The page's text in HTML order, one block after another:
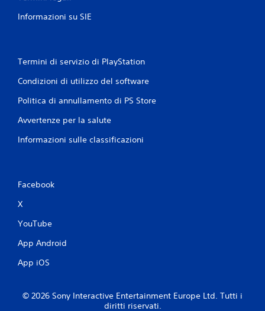
Informazioni su SIE
Termini di servizio di PlayStation
Condizioni di utilizzo del software
Politica di annullamento di PS Store
Avvertenze per la salute
Informazioni sulle classificazioni
Facebook
X
YouTube
App Android
App iOS
© 2026 Sony Interactive Entertainment Europe Ltd. Tutti i
diritti riservati.